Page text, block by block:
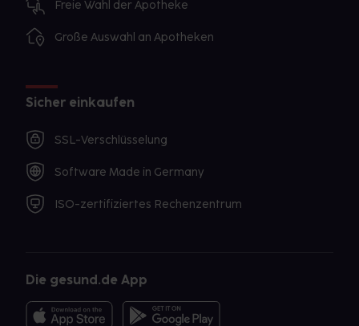
Freie Wahl der Apotheke
Große Auswahl an Apotheken
Sicher einkaufen
SSL-Verschlüsselung
Software Made in Germany
ISO-zertifiziertes Rechenzentrum
Die gesund.de App